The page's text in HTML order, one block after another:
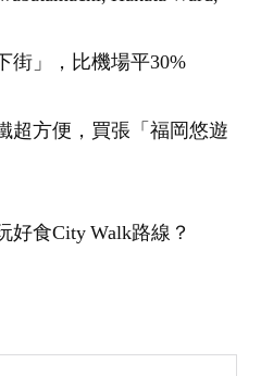
街」，比機場平30%
超方便，買張「福岡悠遊
好食City Walk路線？